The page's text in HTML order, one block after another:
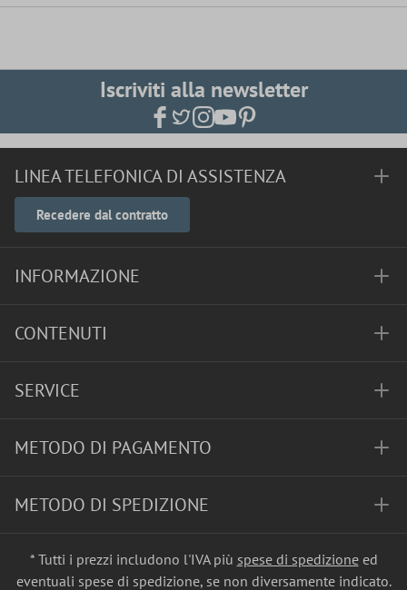
Iscriviti alla newsletter
LINEA TELEFONICA DI ASSISTENZA
Recedere dal contratto
INFORMAZIONE
CONTENUTI
SERVICE
METODO DI PAGAMENTO
METODO DI SPEDIZIONE
* Tutti i prezzi includono l'IVA più spese di spedizioneed
eventuali spese di spedizione, se non diversamente indicato.